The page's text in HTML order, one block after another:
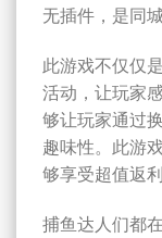
无插件，是同
此游戏不仅仅
活动，让玩家
够让玩家通过
趣味性。此游
够享受超值返
捕鱼达人们都